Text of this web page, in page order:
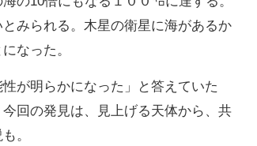
みられる。木星の衛星に海があるか
なった。
が明らかになった」と答えていた
回の発見は、見上げる天体から、共
。